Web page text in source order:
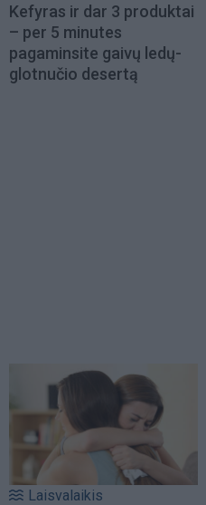
Kefyras ir dar 3 produktai
– per 5 minutes
pagaminsite gaivų ledų-
glotnučio desertą
Laisvalaikis